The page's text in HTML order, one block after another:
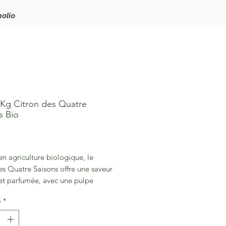
Citron des Quatre
Bio
agriculture biologique, le
Quatre Saisons offre une saveur
parfumée, avec une pulpe
et en boissons.
*